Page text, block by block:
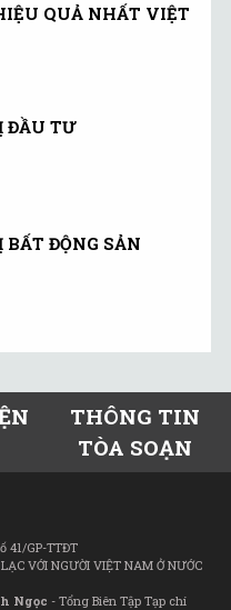
QUẢ NHẤT VIỆT
ĐẦU TƯ
BẤT ĐỘNG SẢN
THÔNG TIN
TÒA SOẠN
41/GP-TTĐT
VỚI NGƯỜI VIỆT NAM Ở NƯỚC
Ngọc - Tổng Biên Tập Tạp chí